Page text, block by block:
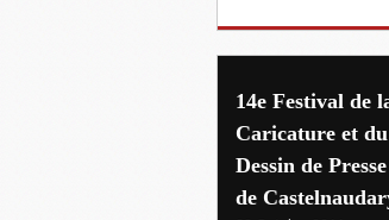
14e Festival de
Caricature et du
Dessin de Presse
de